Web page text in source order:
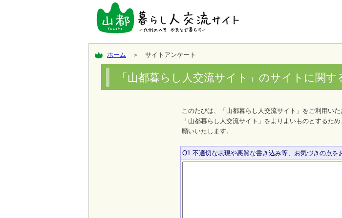
ホーム ＞ サイトアンケート
「山都暮らし人交流サイト」のサイトに関す
このたびは、「山都暮らし人交流サイト」をご利用いた
「山都暮らし人交流サイト」をよりよいものとするた
願いいたします。
Q1.不適切な表現や悪質な書き込み等、お気づきの点を